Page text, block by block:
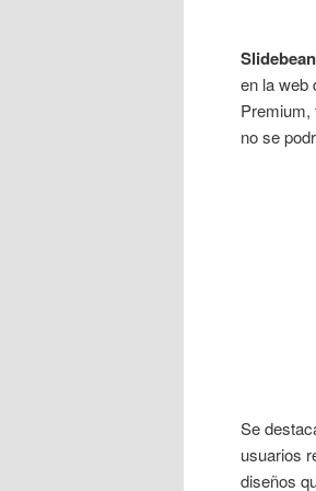
Slidebean
en la web
Premium,
no se
Se
usuarios
diseños